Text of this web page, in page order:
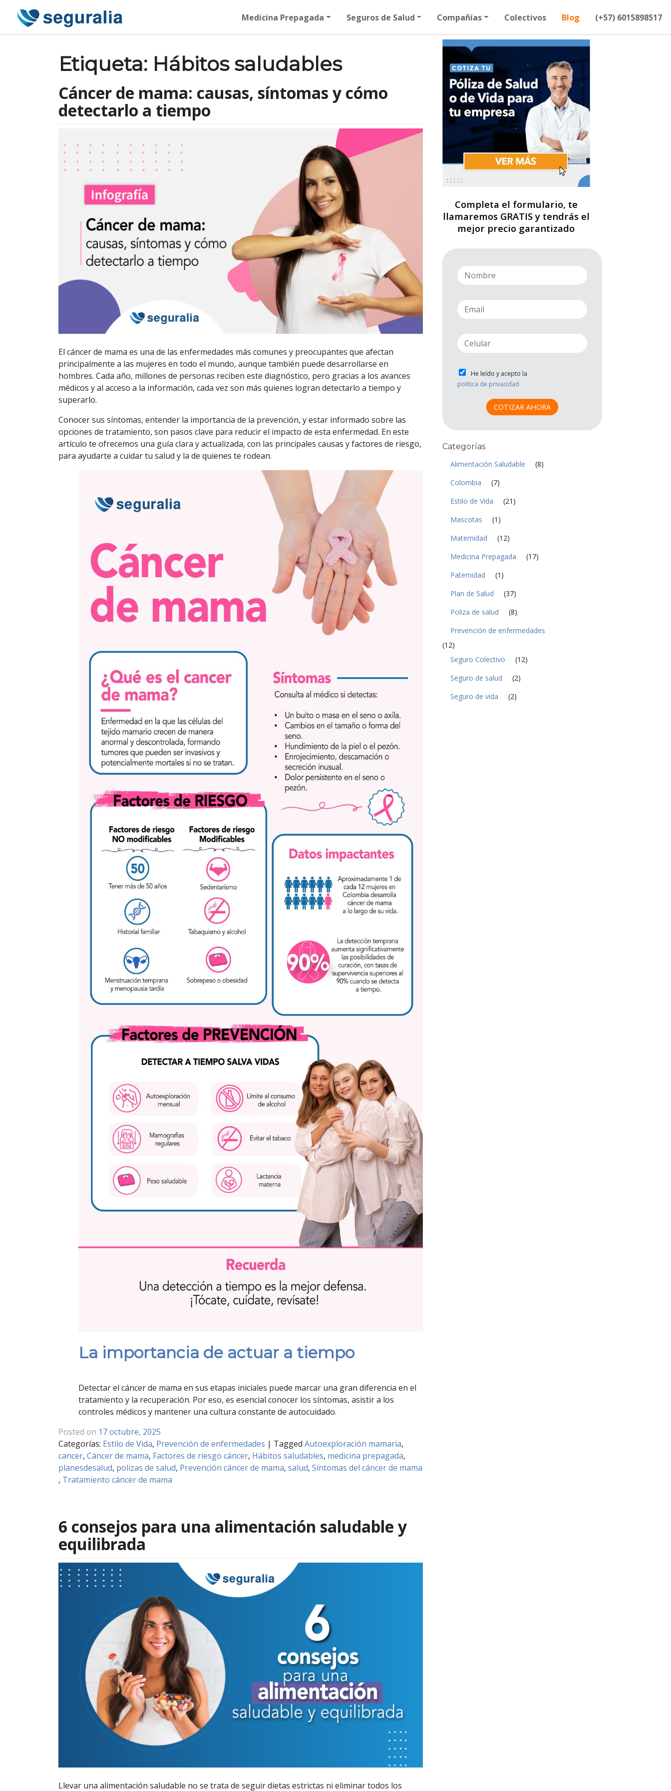
content
Medicina Prepagada Seguros de Salud Compañías Colectivos Blog (+57) 6015898517
Etiqueta: Hábitos saludables
Cáncer de mama: causas, síntomas y cómo
detectarlo a tiempo
El cáncer de mama es una de las enfermedades más comunes y preocupantes que afectan
principalmente a las mujeres en todo el mundo, aunque también puede desarrollarse en
hombres. Cada año, millones de personas reciben este diagnóstico, pero gracias a los avances
médicos y al acceso a la información, cada vez son más quienes logran detectarlo a tiempo y
superarlo.
Conocer sus síntomas, entender la importancia de la prevención, y estar informado sobre las
opciones de tratamiento, son pasos clave para reducir el impacto de esta enfermedad. En este
artículo te ofrecemos una guía clara y actualizada, con las principales causas y factores de riesgo,
para ayudarte a cuidar tu salud y la de quienes te rodean.
La importancia de actuar a tiempo
Detectar el cáncer de mama en sus etapas iniciales puede marcar una gran diferencia en el
tratamiento y la recuperación. Por eso, es esencial conocer los síntomas, asistir a los
controles médicos y mantener una cultura constante de autocuidado.
Posted on 17 octubre, 2025
Categorías: Estilo de Vida, Prevención de enfermedades | Tagged Autoexploración mamaria,
cancer, Cáncer de mama, Factores de riesgo cáncer, Hábitos saludables, medicina prepagada,
planesdesalud, polizas de salud, Prevención cáncer de mama, salud, Síntomas del cáncer de mama
, Tratamiento cáncer de mama
6 consejos para una alimentación saludable y
equilibrada
Llevar una alimentación saludable no se trata de seguir dietas estrictas ni eliminar todos los
Completa el formulario, te
llamaremos GRATIS y tendrás el
mejor precio garantizado
n
a
e
*
e
m
l
*
p
h
n
e
*
P
r
i
d
a
d
He leído y acepto la
política de privacidad
COTIZAR AHORA
Categorías
Alimentación Saludable
(8)
Colombia
(7)
Estilo de Vida
(21)
Mascotas
(1)
Maternidad
(12)
Medicina Prepagada
(17)
Paternidad
(1)
Plan de Salud
(37)
Poliza de salud
(8)
Prevención de enfermedades
(12)
Seguro Colectivo
(12)
Seguro de salud
(2)
Seguro de vida
(2)